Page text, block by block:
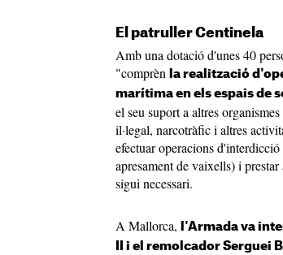
El patruller Centinela
Amb una dotació d'unes 40
"comprèn
la realització
marítima en els espais de
el seu suport a altres
il·legal, narcotràfic i altres
efectuar operacions
apresament de vaixells) i
sigui necessari.
A Mallorca,
l'Armada va
II i el remolcador Serguei